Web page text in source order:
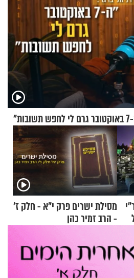
מסילת ישרים פרק י"א - חלק ז’
- הרב זמיר כהן